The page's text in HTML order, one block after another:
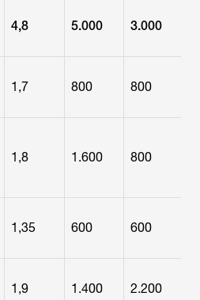
4,8 5.000 3.000
1,7 800 800
1,8 1.600 800
1,35 600 600
1,9 1.400 2.200